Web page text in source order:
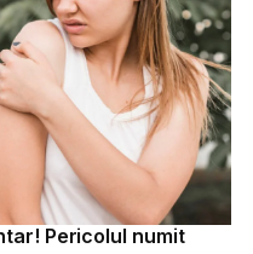
Pericolul numit